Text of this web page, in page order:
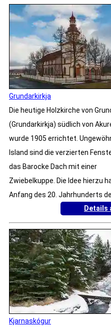
Grundarkirkja
Die heutige Holzkirche von
(Grundarkirkja) südlich von
wurde 1905 errichtet.
Island sind die verzierten
das Barocke Dach mit einer
Zwiebelkuppe. Die Idee hierzu
Anfang des 20. Jahrhunderts der
Details
Kjarnaskógur